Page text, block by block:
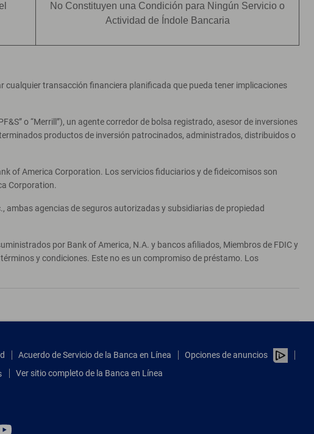
No Constituyen una Condición para Ningún Servicio o
Actividad de Índole Bancaria
cualquier transacción financiera planificada que pueda tener implicaciones
o “Merrill”), un agente corredor de bolsa registrado, asesor de inversiones
productos de inversión patrocinados, administrados, distribuidos o
of America Corporation. Los servicios fiduciarios y de fideicomisos son
Corporation.
ambas agencias de seguros autorizadas y subsidiarias de propiedad
por Bank of America, N.A. y bancos afiliados, Miembros de FDIC y
y condiciones. Este no es un compromiso de préstamo. Los
Acuerdo de Servicio de la Banca en Línea
Opciones de anuncios
Ver sitio completo de la Banca en Línea